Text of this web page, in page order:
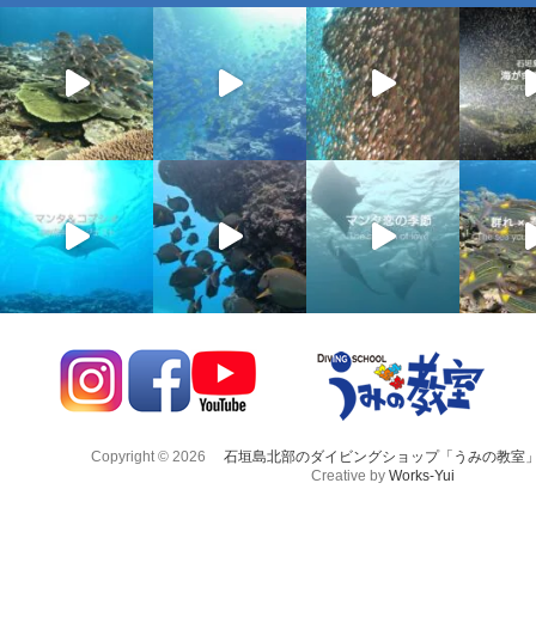
Copyright © 2026
石垣島北部のダイビングショップ「うみの教室
Creative by Works-Yui